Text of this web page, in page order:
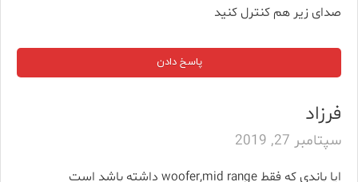
صدای زیر هم کنترل کنید
پاسخ دادن
فرزاد
سپتامبر 27, 2019
ایا باندی که فقط woofer,mid range داشته باشد است